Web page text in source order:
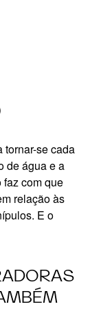
tornar-se cada
de água e a
faz com que
relação às
E o